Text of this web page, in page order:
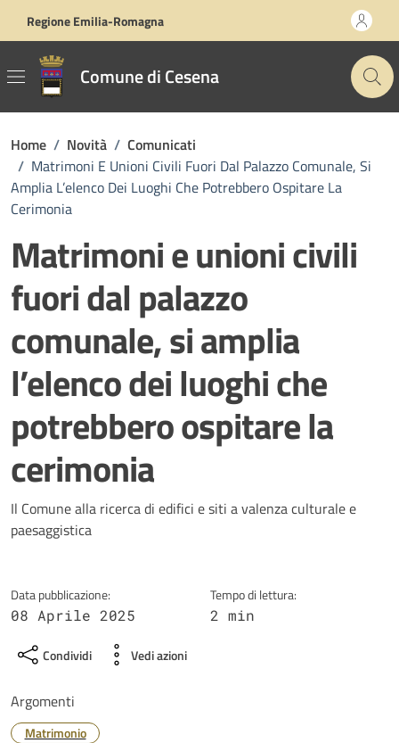
Regione Emilia-Romagna
Comune di Cesena
Home / Novità / Comunicati
/ Matrimoni E Unioni Civili Fuori Dal Palazzo Comunale, Si
Amplia L’elenco Dei Luoghi Che Potrebbero Ospitare La
Cerimonia
Matrimoni e unioni civili
fuori dal palazzo
comunale, si amplia
l’elenco dei luoghi che
potrebbero ospitare la
cerimonia
Dettagli della notizia
Il Comune alla ricerca di edifici e siti a valenza culturale e
paesaggistica
Data pubblicazione:
08 Aprile 2025
Tempo di lettura:
2 min
Condividi Vedi azioni
Argomenti
Matrimonio